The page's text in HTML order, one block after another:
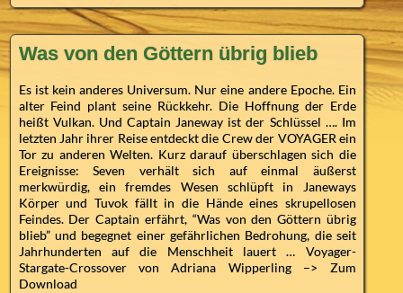
Was von den Göttern übrig blieb
Es ist kein anderes Universum. Nur eine andere Epoche. Ein
alter Feind plant seine Rückkehr. Die Hoffnung der Erde
heißt Vulkan. Und Captain Janeway ist der Schlüssel …. Im
letzten Jahr ihrer Reise entdeckt die Crew der VOYAGER ein
Tor zu anderen Welten. Kurz darauf überschlagen sich die
Ereignisse: Seven verhält sich auf einmal äußerst
merkwürdig, ein fremdes Wesen schlüpft in Janeways
Körper und Tuvok fällt in die Hände eines skrupellosen
Feindes. Der Captain erfährt, “Was von den Göttern übrig
blieb” und begegnet einer gefährlichen Bedrohung, die seit
Jahrhunderten auf die Menschheit lauert … Voyager-
Stargate-Crossover von Adriana Wipperling –> Zum
Download